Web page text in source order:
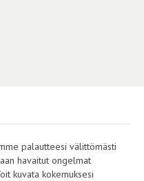
palautteesi välittömästi
kuvata kokemuksesi